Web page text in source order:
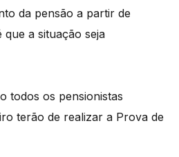
da pensão a partir de
a situação seja
todos os pensionistas
terão de realizar a Prova de